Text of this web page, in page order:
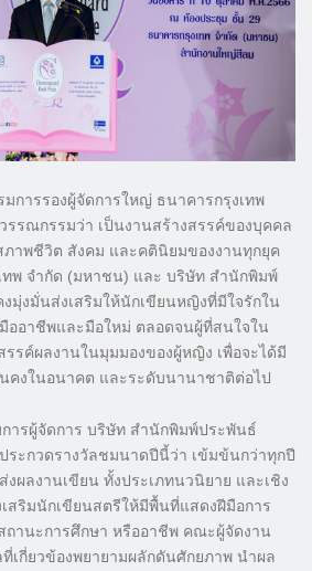
มการรองผู้จัดการใหญ่ ธนาคารกรุงเทพ
รรณกรรมว่า เป็นงานสร้างสรรค์ของบุคคล
ภาพชีวิต สังคม และคตินิยมของงานทุกยุค
ทพ จำกัด (มหาชน) และ บริษัท สำนักพิมพ์
มุ่งมั่นส่งเสริมให้นักเขียนหญิงที่มีใจรักใน
ออาชีพและมือใหม่ ตลอดจนผู้ที่สนใจใน
รค์ผลงานในมุมมองของผู้หญิง เพื่อจะได้มี
คงในอนาคต และระดับนานาชาติต่อไป
การผู้จัดการ บริษัท สำนักพิมพ์ประพันธ์
ระกวดรางวัลชมนาดปีนี้ว่า เข้มข้นกว่าทุกปี
งผลงานเขียน ทั้งประเภทนวนิยาย และเชิง
สริมนักเขียนสตรีให้มีพื้นที่แสดงฝีมือการ
ถานะการศึกษา หรืออาชีพ คณะผู้จัดงาน
เกี่ยวข้องพยายามผลักดันศักยภาพ นำผล